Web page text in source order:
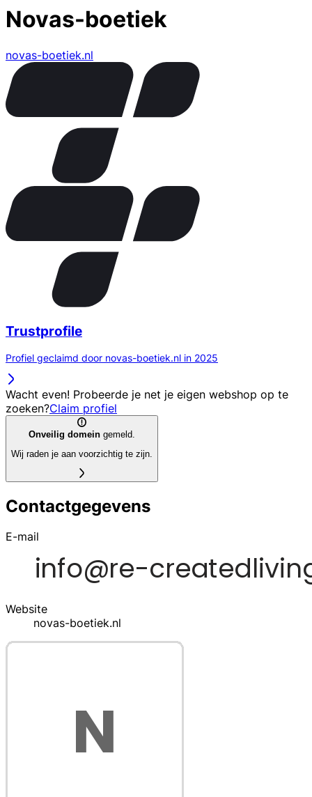
Novas-boetiek
novas-boetiek.nl
Trustprofile
Profiel geclaimd door novas-boetiek.nl in 2025
Wacht even! Probeerde je net je eigen webshop op te
zoeken?Claim profiel
Onveilig domein gemeld.
Wij raden je aan voorzichtig te zijn.
Contactgegevens
E-mail
Website
novas-boetiek.nl